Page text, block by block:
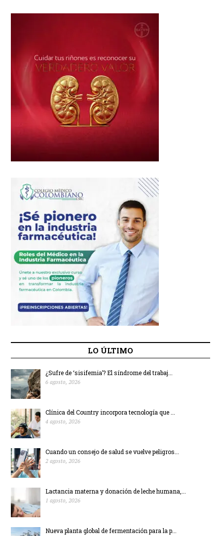
LO ÚLTIMO
¿Sufre de ‘sisifemia’? El síndrome del trabaj...
6 agosto, 2026
Clínica del Country incorpora tecnología que ...
4 agosto, 2026
Cuando un consejo de salud se vuelve peligros...
2 agosto, 2026
Lactancia materna y donación de leche humana,...
1 agosto, 2026
Nueva planta global de fermentación para la p...